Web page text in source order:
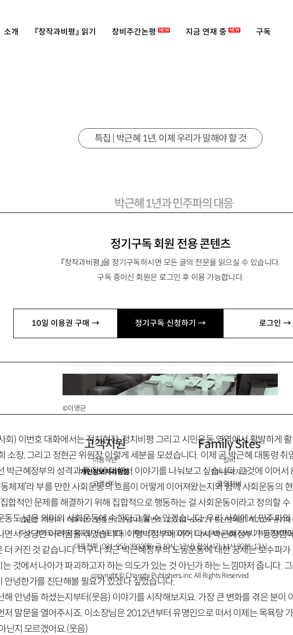
소개 『창작과비평』 읽기 창비주간논평 NEW 지금 연재 중 NEW 구독
정기구독 회원 전용 콘텐츠
『창작과비평』을 정기구독하시면 모든 글의 전문을 읽으실 수 있습니다.
구독 중이신 회원은 로그인 후 이용 가능합니다.
10일 이용권 구매 → 정기구독 신청하기 → 로그인 →
특집 | 박근혜 1년, 이제 우리가 말해야 할 것
박근혜 1년과 민주파의 대응
©이영균
회) 이번호 대화에서는 정치현장, 정치비평 그리고 시민운동 영역에서 활발하게
소장, 그리고 정현곤 위원장 이렇게 세분을 모셨습니다. 이제 곧 박근혜 대통령 취
박근혜정부의 성격과 특징에 대해서 이야기를 나눠보고 싶습니다. 그것에 이어서
체제’라 부를 만한 사회운동의 흐름이 어떻게 이어져왔는지와 함께 사회운동의
합적인 문제를 해결하기 위해 집합적으로 행동하는 걸 사회운동이라고 정의할 수
동도 넓은 의미의 사회운동에 속한다고 할 수 있겠습니다. 우리 사회에서 민주파
면서 상당한 어려움을 겪었습니다. 이명박정부에 이어 다시 박근혜정부가 등장함
더 커진 것 같습니다. 더구나 최근 박근혜정부의 노동운동에 대한 공세는 보수파
것에서 나아가 파괴하고자 하는 의도가 있는 것 아닌가 하는 느낌마저 줍니다.
안녕한가를 진단해볼 필요가 있겠다 싶었습니다.
해 안녕들 하셨는지부터(웃음) 이야기를 시작해보지요. 가장 큰 변화를 겪은 분이
저 말문을 열어주시죠. 이소장님은2012년부터 유명인으로 떠서 이제는 목욕탕
닌지 모르겠어요.(웃음)
고객지원
이용약관
개인정보처리방침
고객센터
Family Sites
창비
창비문화재단
클럽창비
법인명 : ㈜창비ㅣ대표이사 : 염종선ㅣ사업자등록번호 : 105-81-63672ㅣ통신판매업 : 제 2009-경기
주소 : 경기도 파주시 회동길 184(문발동)ㅣ팩스 : 031-955-3399 ㅣcnc@changbi.comㅣ개인정보책
대표전화 : 031-955-3333(월~금 10시~17시), 점심시간 11시 30분~13시
copyright © Changbi Publishers, inc. All Rights Reserved.